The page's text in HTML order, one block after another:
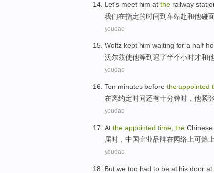
Let's meet him at the railway
我们在指定的时间到车站赴和他碰
youdao
Woltz kept him waiting for a half
沃尔兹使他等到迟了半个小时才和
youdao
Ten minutes before the appointed
在离约定时间还有十分钟时， 他紧
youdao
At the appointed time the Chinese
届时 ， 中国企业品牌在网络 上可烙上
youdao
But we too had to be at his door at